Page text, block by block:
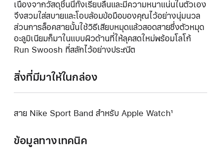
เนื่องจากวัสดุชิ้นนี้ทั้งเรียบลื่นและมีความหนาแน่นในตัวเอง
จึงสวมใส่สบายและโอบล้อมข้อมือของคุณไว้อย่างนุ่มนวล
ส่วนการล็อคสายนั้นใช้วิธีเสียบหมุดแล้วสอดสายซึ่งตัวหมุด
อะลูมิเนียมก็มาในแบบผิวด้านที่ให้ลุคสดใหม่พร้อมโลโก้
Run Swoosh ที่สลักไว้อย่างประณีต
สิ่งที่มีมาให้ในกล่อง
สาย Nike Sport Band สำหรับ Apple Watch¹
ข้อมูลทางเทคนิค